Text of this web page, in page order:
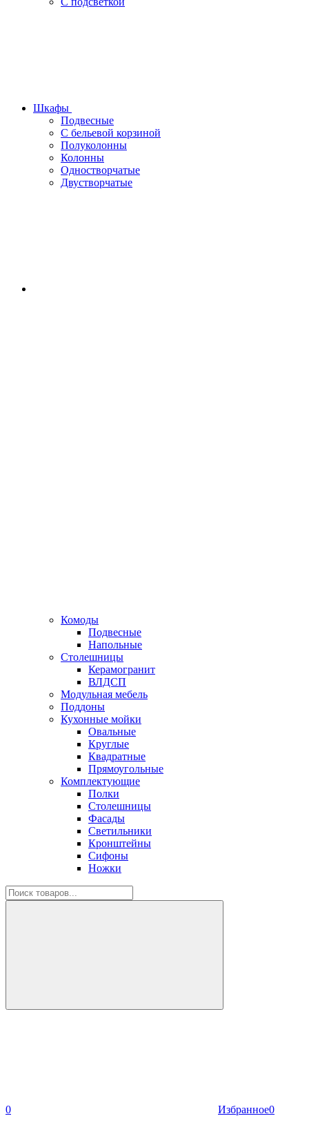
Шкафы
Подвесные
С бельевой корзиной
Полуколонны
Колонны
Одностворчатые
Двустворчатые
Комоды
Подвесные
Напольные
Столешницы
Керамогранит
ВЛДСП
Модульная мебель
Поддоны
Кухонные мойки
Овальные
Круглые
Квадратные
Прямоугольные
Комплектующие
Полки
Столешницы
Фасады
Светильники
Кронштейны
Сифоны
Ножки
0 Избранное0